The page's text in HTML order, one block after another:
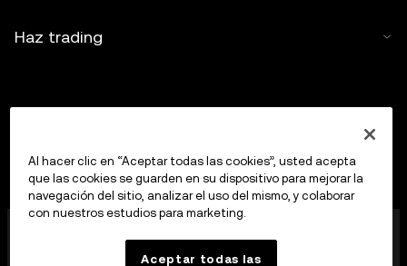
Haz trading
comercial de OKX, es ahora una plataforma de trading
de criptoactivos autorizada como proveedor de
Al hacer clic en “Aceptar todas las cookies”, usted acepta
que las cookies se guarden en su dispositivo para mejorar la
navegación del sitio, analizar el uso del mismo, y colaborar
con nuestros estudios para marketing.
Aceptar todas las